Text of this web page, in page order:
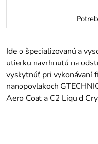
Ide o špecializovanú a
utierku navrhnutú na
vyskytnúť pri vykonávaní
nanopovlakoch
Aero Coat a C2 Liquid